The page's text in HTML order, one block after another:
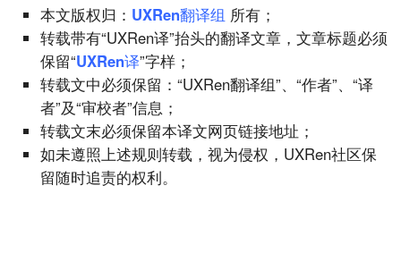
本文版权归： UXRen翻译组 所有；
转载带有“UXRen译”抬头的翻译文章，文章标题必须
保留“UXRen译”字样；
转载文中必须保留：“UXRen翻译组”、“作者”、“译
者”及“审校者”信息；
转载文末必须保留本译文网页链接地址；
如未遵照上述规则转载，视为侵权，UXRen社区保
留随时追责的权利。